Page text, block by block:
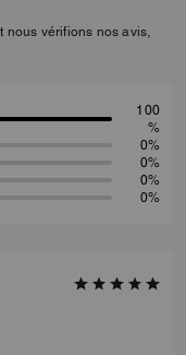
nous vérifions nos avis,
100
%
0%
0%
0%
0%